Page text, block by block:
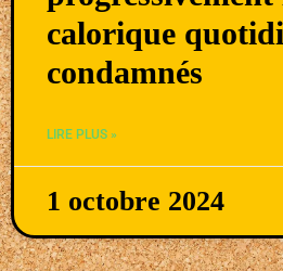
calorique
condamnés
LIRE PLUS »
1 octobre 2024